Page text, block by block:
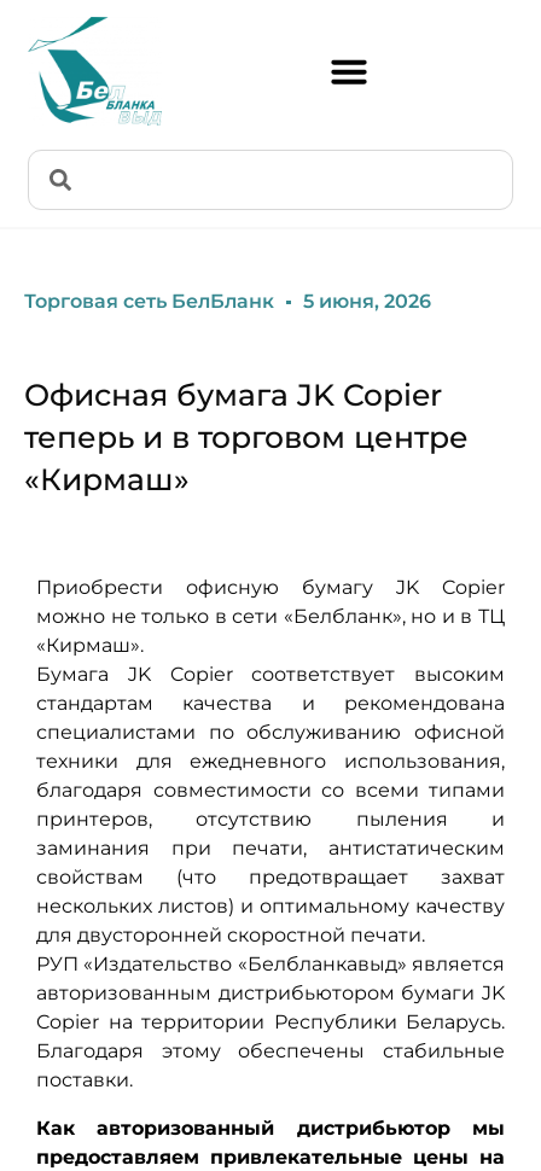
Торговая сеть БелБланк 5 июня, 2026
Офисная бумага JK Copier
теперь и в торговом центре
«Кирмаш»
Приобрести офисную бумагу JK Copier
можно не только в сети «Белбланк», но и в ТЦ
«Кирмаш».
Бумага JK Copier соответствует высоким
стандартам качества и рекомендована
специалистами по обслуживанию офисной
техники для ежедневного использования,
благодаря совместимости со всеми типами
принтеров, отсутствию пыления и
заминания при печати, антистатическим
свойствам (что предотвращает захват
нескольких листов) и оптимальному качеству
для двусторонней скоростной печати.
РУП «Издательство «Белбланкавыд» является
авторизованным дистрибьютором бумаги JK
Copier на территории Республики Беларусь.
Благодаря этому обеспечены стабильные
поставки.
Как авторизованный дистрибьютор мы
предоставляем привлекательные цены на